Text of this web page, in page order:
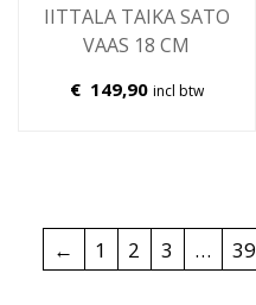
IITTALA TAIKA SATO
VAAS 18 CM
€ 149,90 incl btw
← 1 2 3 … 39